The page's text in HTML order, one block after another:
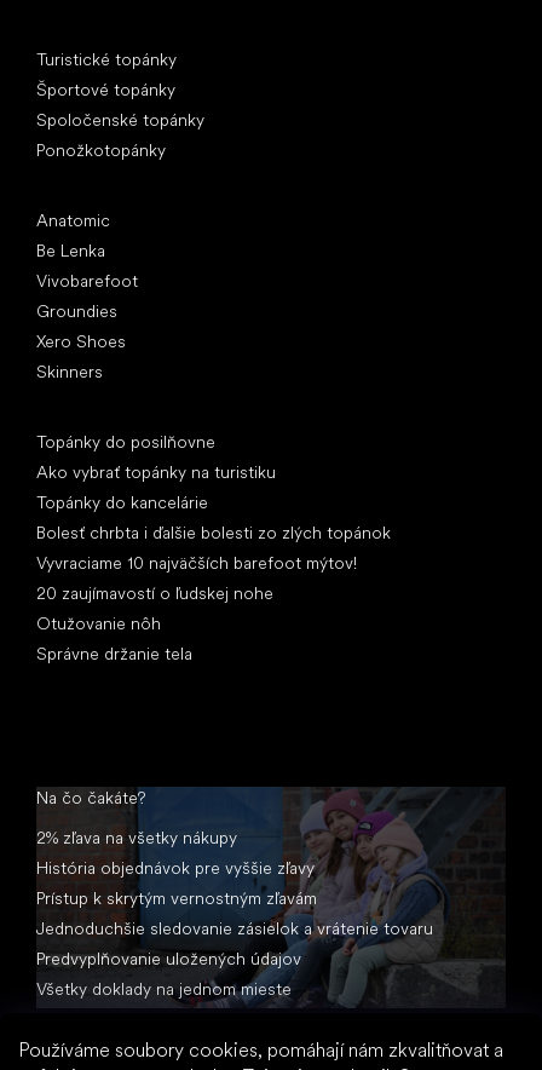
Používáme soubory cookies, pomáhají nám zkvalitňovat a
Turistické topánky
Športové topánky
Spoločenské topánky
Ponožkotopánky
Anatomic
Be Lenka
Vivobarefoot
Groundies
Xero Shoes
Skinners
Topánky do posilňovne
Ako vybrať topánky na turistiku
Topánky do kancelárie
Bolesť chrbta i ďalšie bolesti zo zlých topánok
Vyvraciame 10 najväčších barefoot mýtov!
20 zaujímavostí o ľudskej nohe
Otužovanie nôh
Správne držanie tela
Na čo čakáte?
2% zľava na všetky nákupy
História objednávok pre vyššie zľavy
Prístup k skrytým vernostným zľavám
Jednoduchšie sledovanie zásielok a vrátenie tovaru
Predvyplňovanie uložených údajov
Všetky doklady na jednom mieste